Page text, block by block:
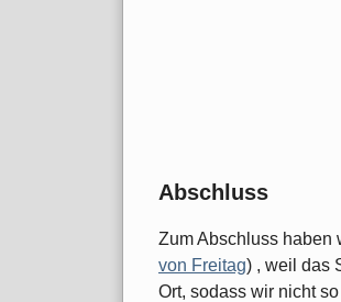
Abschluss
Zum Abschluss haben
von Freitag) , weil das
Ort, sodass wir nicht